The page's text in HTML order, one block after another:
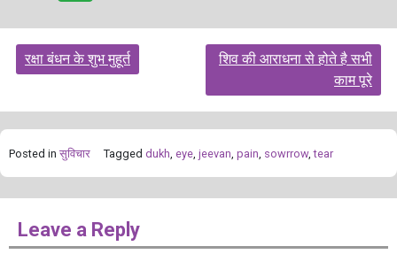
Post
navigation
रक्षा बंधन के शुभ मुहूर्त
शिव की आराधना से होते है सभी
काम पूरे
Posted in सुविचार Tagged dukh eye jeevan pain sowrrow,tear
Leave a Reply